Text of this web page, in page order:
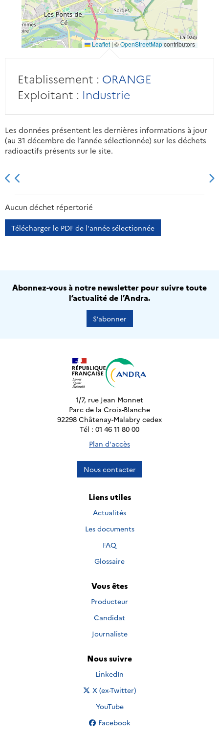
Leaflet | ©OpenStreetMapcontributors
Etablissement : ORANGE
Exploitant : Industrie
Les données présentent les dernières informations à jour
(au 31 décembre de l’année sélectionnée) sur les déchets
radioactifs présents sur le site.
2013 2014
Aucun déchet répertorié
Télécharger le PDF de l'année sélectionnée
Abonnez-vous à notre newsletter pour suivre toute
l’actualité de l’Andra.
S’abonner
1/7, rue Jean Monnet
Parc de la Croix-Blanche
92298 Châtenay-Malabry cedex
Tél : 01 46 11 80 00
Plan d'accès
Nous contacter
Liens utiles
Actualités
Les documents
FAQ
Glossaire
Vous êtes
Producteur
Candidat
Journaliste
Nous suivre
Nous suivre sur
LinkedIn
Nous suivre sur
X (ex-Twitter)
Nous suivre sur
YouTube
Nous suivre sur
Facebook